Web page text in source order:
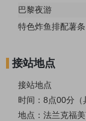
巴黎夜游
特色炸鱼排配薯条
接站地点
接站地点
时间： 8点00分（
地点：法兰克福